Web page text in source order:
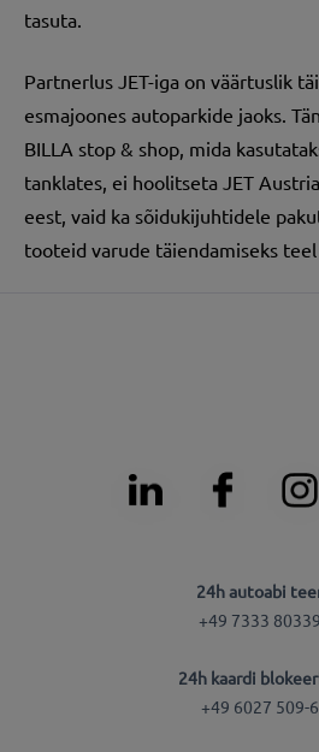
tasuta.
Partnerlus JET-iga on väärtuslik
esmajoones autoparkide jaoks.
BILLA stop & shop, mida
tanklates, ei hoolitseta JET
eest, vaid ka sõidukijuhtidele
tooteid varude täiendamiseks teel
24h autoabi
+49 7333
24h kaardi
+49 6027 509-